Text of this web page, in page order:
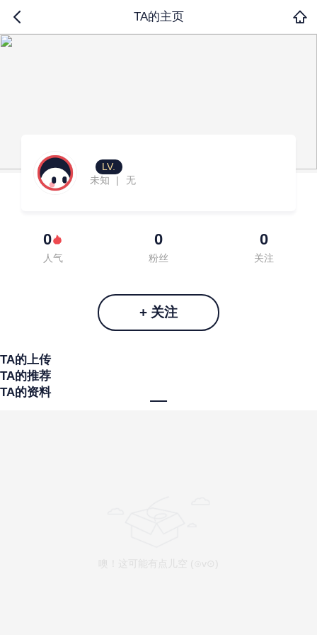
TA的主页
LV.
未知
| 无
0
人气
0
粉丝
0
关注
+ 关注
TA的上传
TA的推荐
TA的资料